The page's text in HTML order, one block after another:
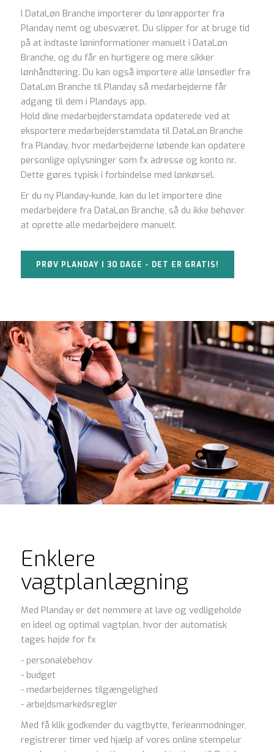
I DataLøn Branche importerer du lønrapporter fra
Planday nemt og ubesværet. Du slipper for at bruge tid
på at indtaste løninformationer manuelt i DataLøn
Branche, og du får en hurtigere og mere sikker
lønhåndtering. Du kan også importere alle lønsedler fra
DataLøn Branche til Planday så medarbejderne får
adgang til dem i Plandays app.
Hold dine medarbejderstamdata opdaterede ved at
eksportere medarbejderstamdata til DataLøn Branche
fra Planday, hvor medarbejderne løbende kan opdatere
personlige oplysninger som fx adresse og konto nr.
Dette gøres typisk i forbindelse med lønkørsel.
Er du ny Planday-kunde, kan du let importere dine
medarbejdere fra DataLøn Branche, så du ikke behøver
at oprette alle medarbejdere manuelt.
PRØV PLANDAY I 30 DAGE - DET ER GRATIS!
Enklere
vagtplanlægning
Med Planday er det nemmere at lave og vedligeholde
en ideel og optimal vagtplan, hvor der automatisk
tages højde for fx
- personalebehov
- budget
- medarbejdernes tilgængelighed
- arbejdsmarkedsregler
Med få klik godkender du vagtbytte, ferieanmodninger,
registrerer timer ved hjælp af vores online stempelur